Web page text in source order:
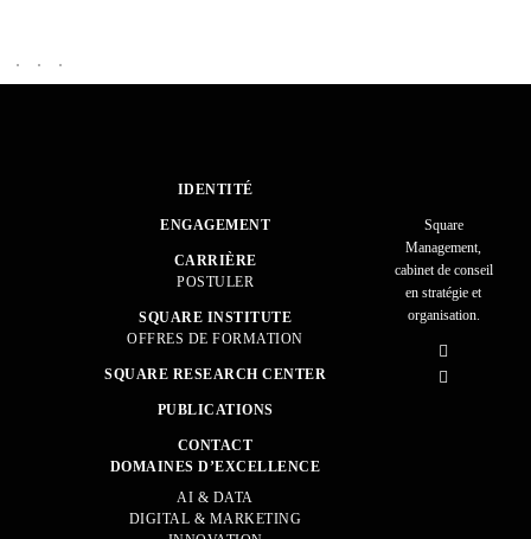
IDENTITÉ
ENGAGEMENT
CARRIÈRE
POSTULER
SQUARE INSTITUTE
OFFRES DE FORMATION
SQUARE RESEARCH CENTER
PUBLICATIONS
CONTACT
DOMAINES D’EXCELLENCE
AI & DATA
DIGITAL & MARKETING
Square
Management,
cabinet de conseil
en stratégie et
organisation.